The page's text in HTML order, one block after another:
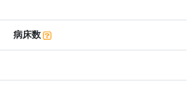
病床数